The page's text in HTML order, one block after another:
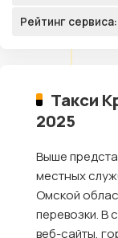
Рейтинг сервиса:
Такси
2025
Выше
местных
Омской
перевозки. В
веб-сайты,